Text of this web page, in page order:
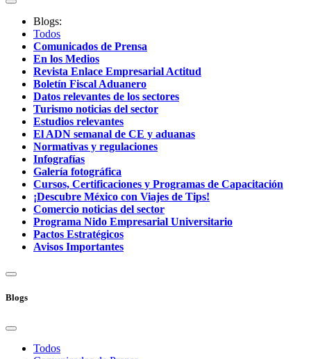
Blogs:
Todos
Comunicados de Prensa
En los Medios
Revista Enlace Empresarial Actitud
Boletín Fiscal Aduanero
Datos relevantes de los sectores
Turismo noticias del sector
Estudios relevantes
El ADN semanal de CE y aduanas
Normativas y regulaciones
Infografías
Galería fotográfica
Cursos, Certificaciones y Programas de Capacitación
¡Descubre México con Viajes de Tips!
Comercio noticias del sector
Programa Nido Empresarial Universitario
Pactos Estratégicos
Avisos Importantes
Blogs
Todos